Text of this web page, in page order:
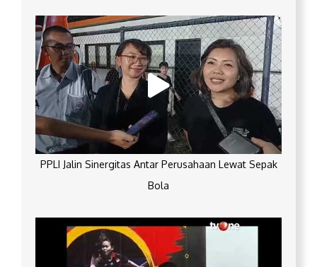
PPLI Jalin Sinergitas Antar Perusahaan Lewat Sepak
Bola